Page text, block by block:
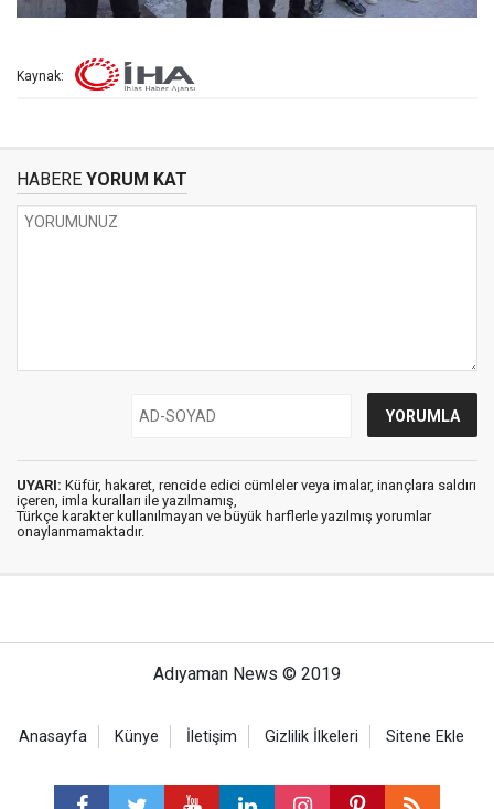
Kaynak:
HABERE YORUM KAT
UYARI: Küfür, hakaret, rencide edici cümleler veya imalar, inançlara saldırı
içeren, imla kuralları ile yazılmamış,
Türkçe karakter kullanılmayan ve büyük harflerle yazılmış yorumlar
onaylanmamaktadır.
Adıyaman News © 2019
Anasayfa Künye İletişim Gizlilik İlkeleri Sitene Ekle